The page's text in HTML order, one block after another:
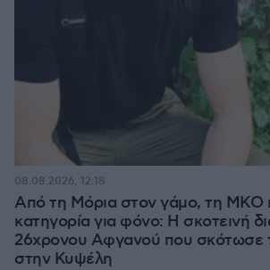
Από τη Μόρια στον γάμο, τη ΜΚΟ
κατηγορία για φόνο: Η σκοτεινή
26χρονου Αφγανού που σκότωσε
στην Κυψέλη
08.08.2026, 12:18